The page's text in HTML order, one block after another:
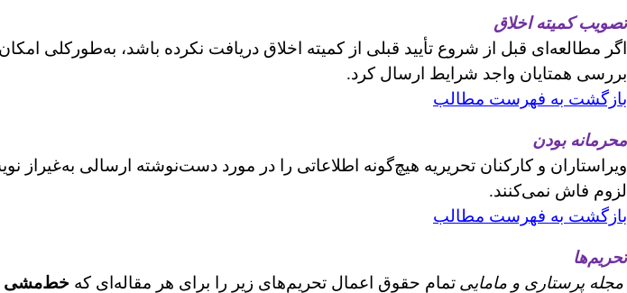
تصویب کمیته اخلاق
اگر مطالعه‌ای قبل از شروع تأیید قبلی از کمیته اخلاق دریافت نکرده باشد، به‌طورکلی
بررسی همتایان واجد شرایط ارسال کرد.
بازگشت به فهرست مطالب
محرمانه بودن
ویراستاران و کارکنان تحریریه هیچ‌گونه اطلاعاتی را در مورد دست‌نوشته ارسالی به‌غیراز
لزوم فاش نمی‌کنند.
بازگشت به فهرست مطالب
تحریم‌ها
مجله پرستاری و مامایی تمام حقوق اعمال تحریم‌های زیر را برای هر مقاله‌ای که خط‌مشی